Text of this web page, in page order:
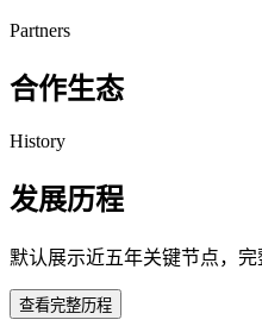
Partners
合作生态
History
发展历程
默认展示近五年关键节点，完
查看完整历程